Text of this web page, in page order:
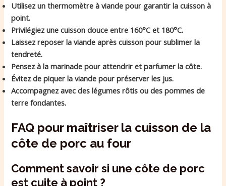
Utilisez un thermomètre à viande pour garantir la cuisson à
point.
Privilégiez une cuisson douce entre 160°C et 180°C.
Laissez reposer la viande après cuisson pour sublimer la
tendreté.
Pensez à la marinade pour attendrir et parfumer la côte.
Évitez de piquer la viande pour préserver les jus.
Accompagnez avec des légumes rôtis ou des pommes de
terre fondantes.
FAQ pour maîtriser la cuisson de la
côte de porc au four
Comment savoir si une côte de porc
est cuite à point ?